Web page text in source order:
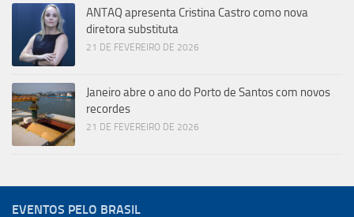
ANTAQ apresenta Cristina Castro como nova
diretora substituta
21 DE FEVEREIRO DE 2026
Janeiro abre o ano do Porto de Santos com novos
recordes
21 DE FEVEREIRO DE 2026
EVENTOS PELO BRASIL